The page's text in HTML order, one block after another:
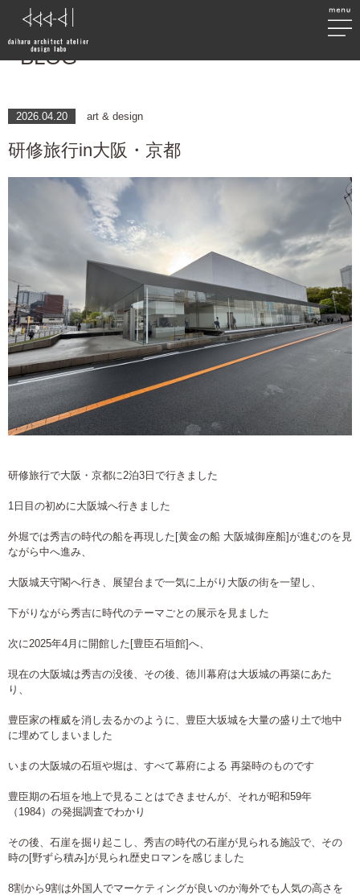
BLOG
2026.04.20 art & design
研修旅行in大阪・京都
研修旅行で大阪・京都に2泊3日で行きました
1日目の初めに大阪城へ行きました
外堀では秀吉の時代の船を再現した[黄金の船 大阪城御座船]が進むのを見
ながら中へ進み、
大阪城天守閣へ行き、展望台まで一気に上がり大阪の街を一望し、
下がりながら秀吉に時代のテーマごとの展示を見ました
次に2025年4月に開館した[豊臣石垣館]へ、
現在の大阪城は秀吉の没後、その後、徳川幕府は大坂城の再築にあた
り、
豊臣家の権威を消し去るかのように、豊臣大坂城を大量の盛り土で地中
に埋めてしまいました
いまの大阪城の石垣や堀は、すべて幕府による 再築時のものです
豊臣期の石垣を地上で見ることはできませんが、それが昭和59年
（1984）の発掘調査でわかり
その後、石崖を掘り起こし、秀吉の時代の石崖が見られる施設で、その
時の[野ずら積み]が見られ歴史ロマンを感じました
8割から9割は外国人でマーケティングが良いのか海外でも人気の高さを